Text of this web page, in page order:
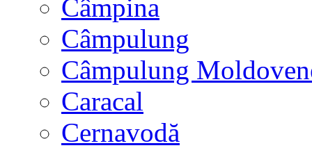
Câmpina
Câmpulung
Câmpulung
Caracal
Cernavodă